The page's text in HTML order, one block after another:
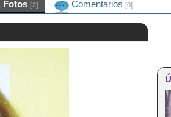
Fotos [2] Comentarios [0]